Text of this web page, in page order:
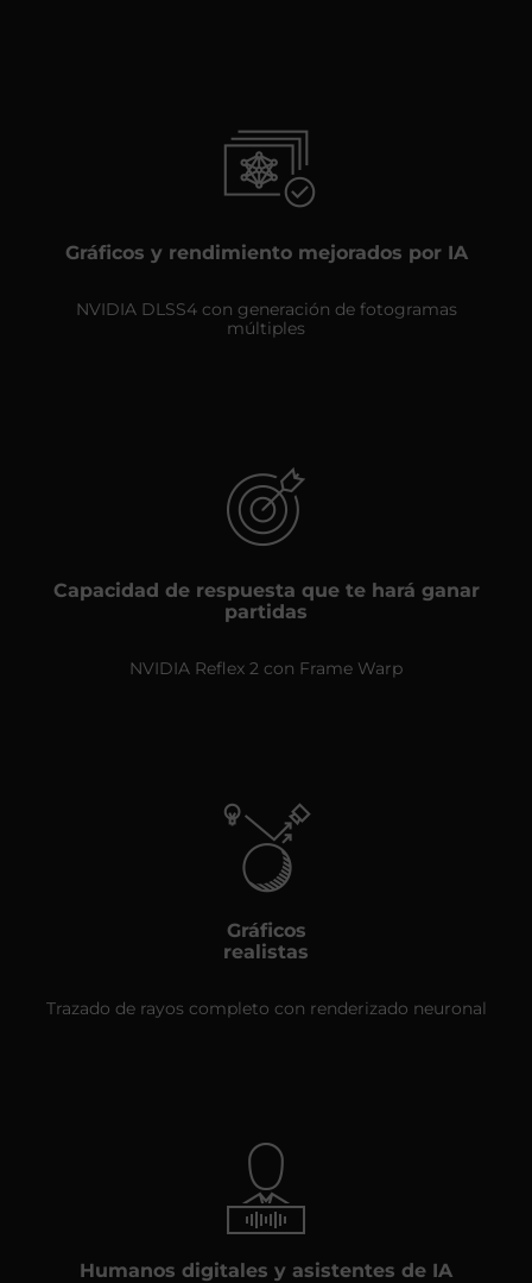
Gráficos y rendimiento mejorados por IA
NVIDIA DLSS4 con generación de fotogramas
múltiples
Capacidad de respuesta que te hará ganar
partidas
NVIDIA Reflex 2 con Frame Warp
Gráficos
realistas
Trazado de rayos completo con renderizado neuronal
Humanos digitales y asistentes de IA